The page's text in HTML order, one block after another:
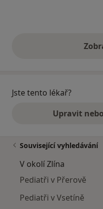
Jste tento lékař?
Upravit
Související vyhledávání
V okolí Zlína
Pediatři v Přerově
Pediatři v Vsetíně